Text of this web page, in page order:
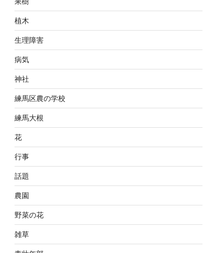
植木
生理障害
病気
神社
練馬区農の学校
練馬大根
花
行事
話題
農園
野菜の花
雑草